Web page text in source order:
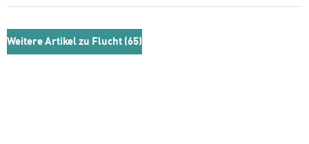
Weitere Artikel zu Flucht (65)